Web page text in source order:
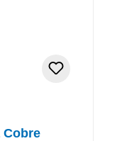
Cobre